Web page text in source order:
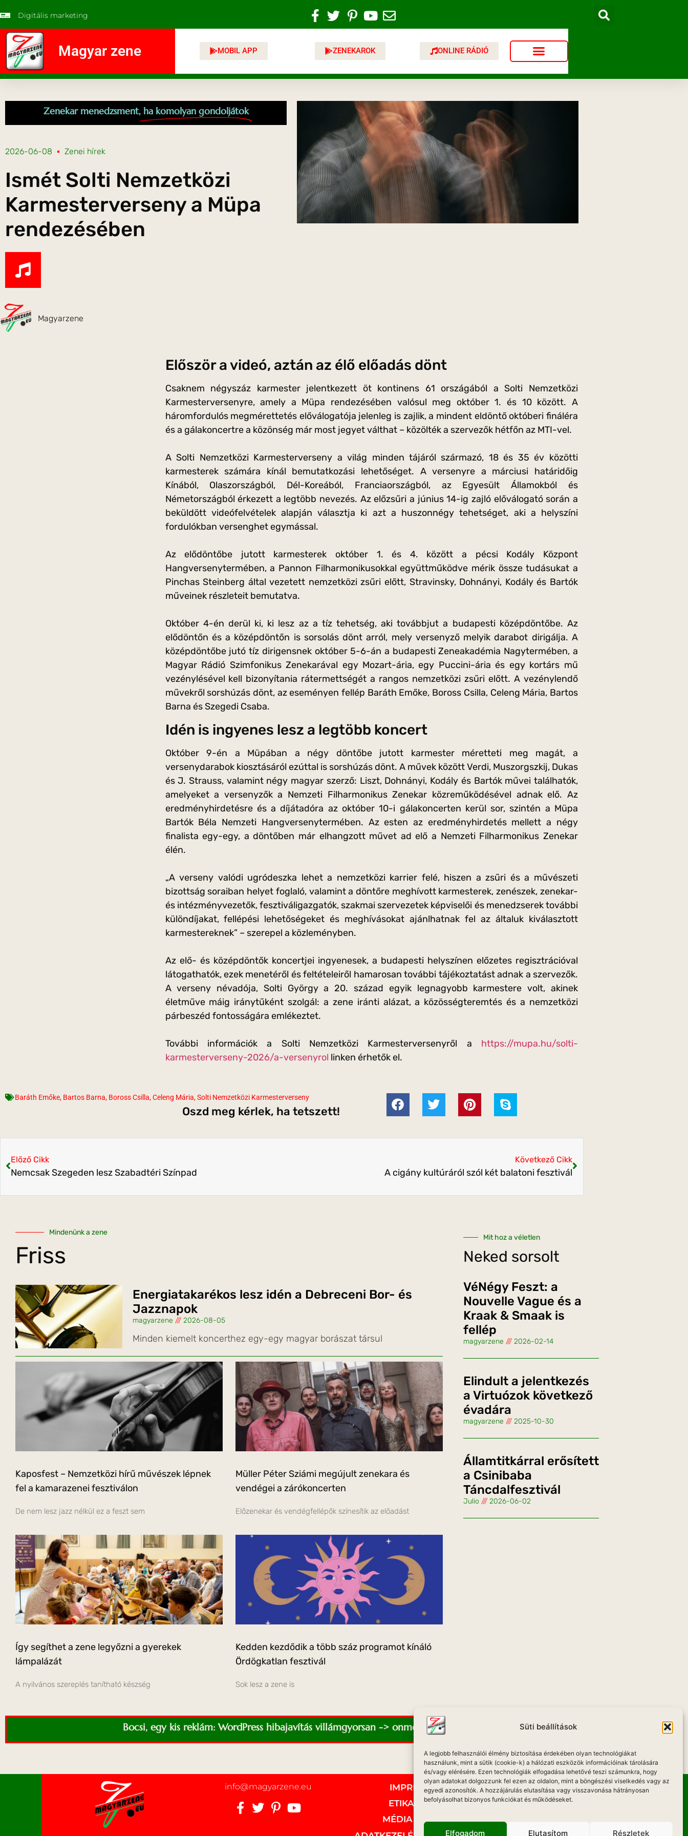
Süti beállítások
A legjobb felhasználói élmény biztosítása érdekében olyan technológiákat
használunk, mint a sütik (cookie-k) a hálózati eszközök információinak tárolására
és/vagy elérésére. Ezen technológiák elfogadása lehetővé teszi számunkra, hogy
olyan adatokat dolgozzunk fel ezen az oldalon, mint a böngészési viselkedés vagy az
egyedi azonosítók. A hozzájárulás elutasítása vagy visszavonása hátrányosan
befolyásolhat bizonyos funkciókat és működéseket.
Elfogadom Elutasítom Részletek
Digitális marketing
Magyar zene MOBIL APP ZENEKAROK ONLINE RÁDIÓ
Zenekar menedzsment, ha komolyan gondoljátok
2026-06-08 Zenei hírek
Ismét Solti Nemzetközi
Karmesterverseny a Müpa
rendezésében
Magyarzene
Először a videó, aztán az élő előadás dönt
Csaknem négyszáz karmester jelentkezett öt kontinens 61 országából a Solti Nemzetközi
Karmesterversenyre, amely a Müpa rendezésében valósul meg október 1. és 10 között. A
háromfordulós megmérettetés előválogatója jelenleg is zajlik, a mindent eldöntő októberi fináléra
és a gálakoncertre a közönség már most jegyet válthat – közölték a szervezők hétfőn az MTI-vel.
A Solti Nemzetközi Karmesterverseny a világ minden tájáról származó, 18 és 35 év közötti
karmesterek számára kínál bemutatkozási lehetőséget. A versenyre a márciusi határidőig
Kínából, Olaszországból, Dél-Koreából, Franciaországból, az Egyesült Államokból és
Németországból érkezett a legtöbb nevezés. Az előzsűri a június 14-ig zajló előválogató során a
beküldött videófelvételek alapján választja ki azt a huszonnégy tehetséget, aki a helyszíni
fordulókban versenghet egymással.
Az elődöntőbe jutott karmesterek október 1. és 4. között a pécsi Kodály Központ
Hangversenytermében, a Pannon Filharmonikusokkal együttműködve mérik össze tudásukat a
Pinchas Steinberg által vezetett nemzetközi zsűri előtt, Stravinsky, Dohnányi, Kodály és Bartók
műveinek részleteit bemutatva.
Október 4-én derül ki, ki lesz az a tíz tehetség, aki továbbjut a budapesti középdöntőbe. Az
elődöntőn és a középdöntőn is sorsolás dönt arról, mely versenyző melyik darabot dirigálja. A
középdöntőbe jutó tíz dirigensnek október 5-6-án a budapesti Zeneakadémia Nagytermében, a
Magyar Rádió Szimfonikus Zenekarával egy Mozart-ária, egy Puccini-ária és egy kortárs mű
vezénylésével kell bizonyítania rátermettségét a rangos nemzetközi zsűri előtt. A vezénylendő
művekről sorshúzás dönt, az eseményen fellép Baráth Emőke, Boross Csilla, Celeng Mária, Bartos
Barna és Szegedi Csaba.
Idén is ingyenes lesz a legtöbb koncert
Október 9-én a Müpában a négy döntőbe jutott karmester méretteti meg magát, a
versenydarabok kiosztásáról ezúttal is sorshúzás dönt. A művek között Verdi, Muszorgszkij, Dukas
és J. Strauss, valamint négy magyar szerző: Liszt, Dohnányi, Kodály és Bartók művei találhatók,
amelyeket a versenyzők a Nemzeti Filharmonikus Zenekar közreműködésével adnak elő. Az
eredményhirdetésre és a díjátadóra az október 10-i gálakoncerten kerül sor, szintén a Müpa
Bartók Béla Nemzeti Hangversenytermében. Az esten az eredményhirdetés mellett a négy
finalista egy-egy, a döntőben már elhangzott művet ad elő a Nemzeti Filharmonikus Zenekar
élén.
„A verseny valódi ugródeszka lehet a nemzetközi karrier felé, hiszen a zsűri és a művészeti
bizottság soraiban helyet foglaló, valamint a döntőre meghívott karmesterek, zenészek, zenekar-
és intézményvezetők, fesztiváligazgatók, szakmai szervezetek képviselői és menedzserek további
különdíjakat, fellépési lehetőségeket és meghívásokat ajánlhatnak fel az általuk kiválasztott
karmestereknek” – szerepel a közleményben.
Az elő- és középdöntők koncertjei ingyenesek, a budapesti helyszínen előzetes regisztrációval
látogathatók, ezek menetéről és feltételeiről hamarosan további tájékoztatást adnak a szervezők.
A verseny névadója, Solti György a 20. század egyik legnagyobb karmestere volt, akinek
életműve máig iránytűként szolgál: a zene iránti alázat, a közösségteremtés és a nemzetközi
párbeszéd fontosságára emlékeztet.
További információk a Solti Nemzetközi Karmesterversenyről a https://mupa.hu/solti-
karmesterverseny-2026/a-versenyrol linken érhetők el.
Baráth Emőke, Bartos Barna, Boross Csilla,Celeng Mária,Solti Nemzetközi Karmesterverseny
Oszd meg kérlek, ha tetszett!
Előző Cikk
Nemcsak Szegeden lesz Szabadtéri Színpad
Következő Cikk
A cigány kultúráról szól két balatoni fesztivál
Mindenünk a zene
Friss
Energiatakarékos lesz idén a Debreceni Bor- és
Jazznapok
magyarzene 2026-08-05
Minden kiemelt koncerthez egy-egy magyar borászat társul
Kaposfest – Nemzetközi hírű művészek lépnek
fel a kamarazenei fesztiválon
De nem lesz jazz nélkül ez a feszt sem
Müller Péter Sziámi megújult zenekara és
vendégei a zárókoncerten
Előzenekar és vendégfellépők színesítik az előadást
Így segíthet a zene legyőzni a gyerekek
lámpalázát
A nyilvános szereplés tanítható készség
Kedden kezdődik a több száz programot kínáló
Ördögkatlan fesztivál
Sok lesz a zene is
Mit hoz a véletlen
Neked sorsolt
VéNégy Feszt: a
Nouvelle Vague és a
Kraak & Smaak is
fellép
magyarzene 2026-02-14
Elindult a jelentkezés
a Virtuózok következő
évadára
magyarzene 2025-10-30
Államtitkárral erősített
a Csinibaba
Táncdalfesztivál
Julio 2026-06-02
Bocsi, egy kis reklám: WordPress hibajavítás villámgyorsan -> onmediaweb.eu
info@magyarzene.eu
IMPRESSZUM
ETIKAI KÓDEX
MÉDIA AJÁNLAT